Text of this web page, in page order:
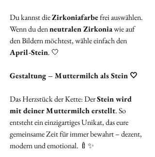
Du kannst dieZirkoniafarbefrei auswählen.
Wenn du denneutralen Zirkoniawie auf
den Bildern möchtest, wähle einfach den
April-Stein. 🤍
Gestaltung – Muttermilch als Stein 🤍
Das Herzstück der Kette: DerStein wird
mit deiner Muttermilch erstellt. So
entsteht ein einzigartiges Unikat, das eure
gemeinsame Zeit für immer bewahrt – dezent,
modern und emotional. 🍼✨